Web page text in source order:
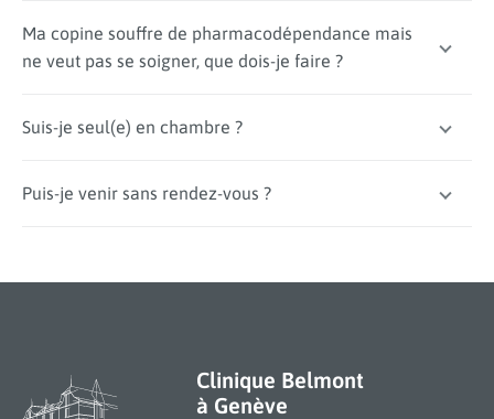
Ma copine souffre de pharmacodépendance mais
ne veut pas se soigner, que dois-je faire ?
Suis-je seul(e) en chambre ?
Puis-je venir sans rendez-vous ?
Clinique Belmont
à Genève